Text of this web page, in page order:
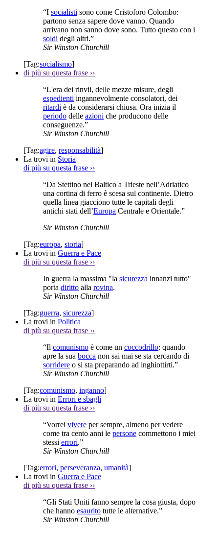
“I socialisti sono come Cristoforo Colombo:
partono senza sapere dove vanno. Quando
arrivano non sanno dove sono. Tutto questo con i
soldi degli altri.”
Sir Winston Churchill
[Tag:socialismo]
di più su questa frase ››
“L'era dei rinvii, delle mezze misure, degli
espedienti ingannevolmente consolatori, dei
ritardi è da considerarsi chiusa. Ora inizia il
periodo delle azioni che producono delle
conseguenze.”
Sir Winston Churchill
[Tag:agire, responsabilità]
La trovi in Storia
di più su questa frase ››
“Da Stettino nel Baltico a Trieste nell’Adriatico
una cortina di ferro è scesa sul continente. Dietro
quella linea giacciono tutte le capitali degli
antichi stati dell’Europa Centrale e Orientale.”
Sir Winston Churchill
[Tag:europa, storia]
La trovi in Guerra e Pace
di più su questa frase ››
In guerra la massima "la sicurezza innanzi tutto"
porta diritto alla rovina.
Sir Winston Churchill
[Tag:guerra, sicurezza]
La trovi in Politica
di più su questa frase ››
“Il comunismo è come un coccodrillo: quando
apre la sua bocca non sai mai se sta cercando di
sorridere o si sta preparando ad inghiottirti.”
Sir Winston Churchill
[Tag:comunismo, inganno]
La trovi in Errori e sbagli
di più su questa frase ››
“Vorrei vivere per sempre, almeno per vedere
come tra cento anni le persone commettono i miei
stessi errori.”
Sir Winston Churchill
[Tag:errori, perseveranza, umanità]
La trovi in Guerra e Pace
di più su questa frase ››
“Gli Stati Uniti fanno sempre la cosa giusta, dopo
che hanno esaurito tutte le alternative.”
Sir Winston Churchill